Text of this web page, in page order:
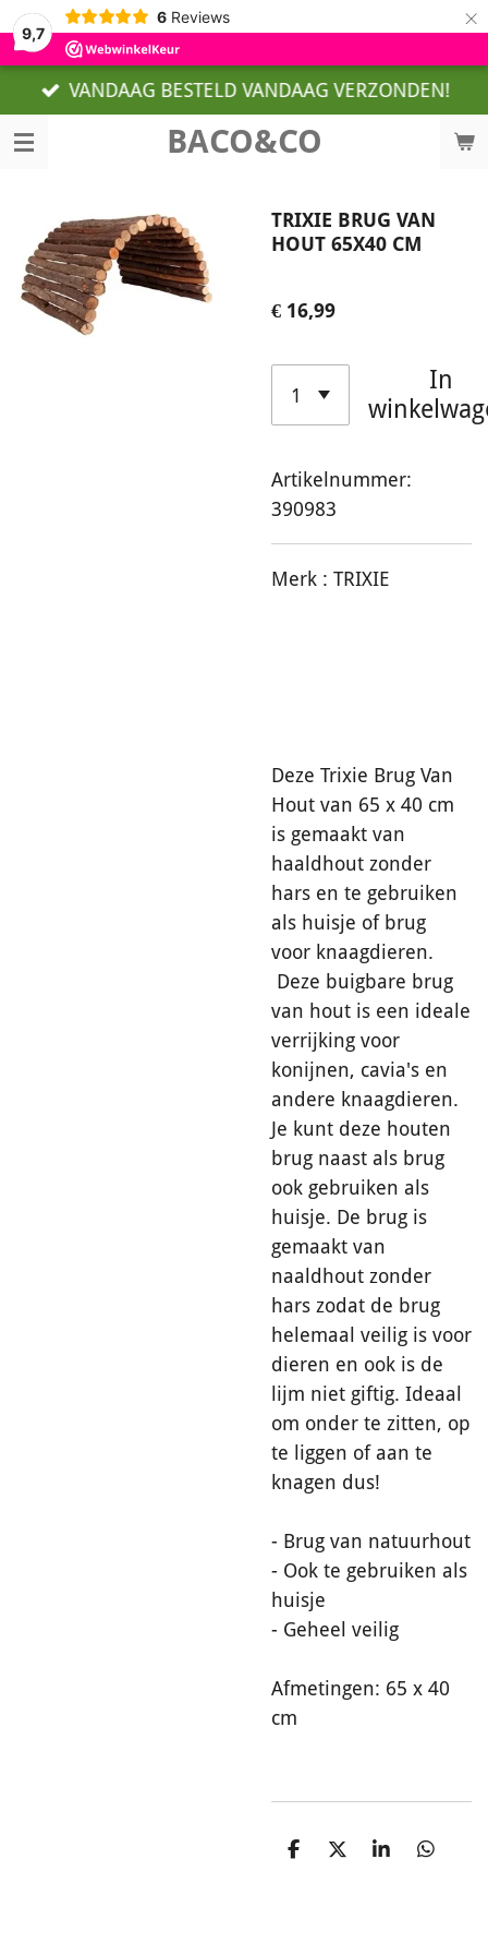
9,7
6 Reviews ×
BACO&CO
VANDAAG BESTELD VANDAAG VERZONDEN!
TRIXIE BRUG VAN
HOUT 65X40 CM
€ 16,99
In
Artikelnummer:
390983
Merk : TRIXIE
Deze Trixie Brug Van
Hout van 65 x 40 cm
is gemaakt van
haaldhout zonder
hars en te gebruiken
als huisje of brug
voor knaagdieren.
Deze buigbare brug
van hout is een ideale
verrijking voor
konijnen, cavia's en
andere knaagdieren.
Je kunt deze houten
brug naast als brug
ook gebruiken als
huisje. De brug is
gemaakt van
naaldhout zonder
hars zodat de brug
helemaal veilig is voor
dieren en ook is de
lijm niet giftig. Ideaal
om onder te zitten, op
te liggen of aan te
knagen dus!
- Brug van natuurhout
- Ook te gebruiken als
huisje
- Geheel veilig
Afmetingen: 65 x 40
cm
D
D
S
D